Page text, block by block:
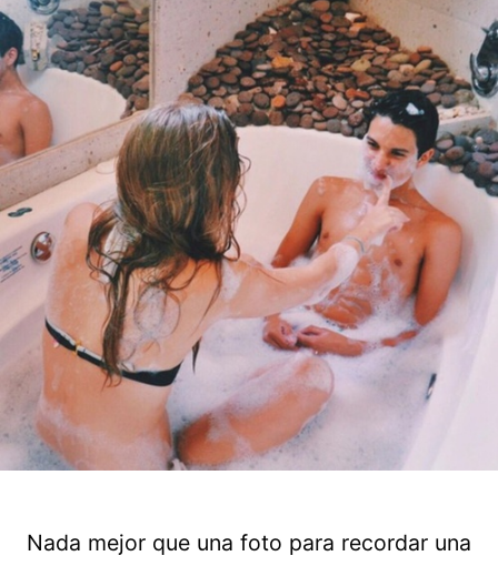
Nada mejor que una foto para recordar una